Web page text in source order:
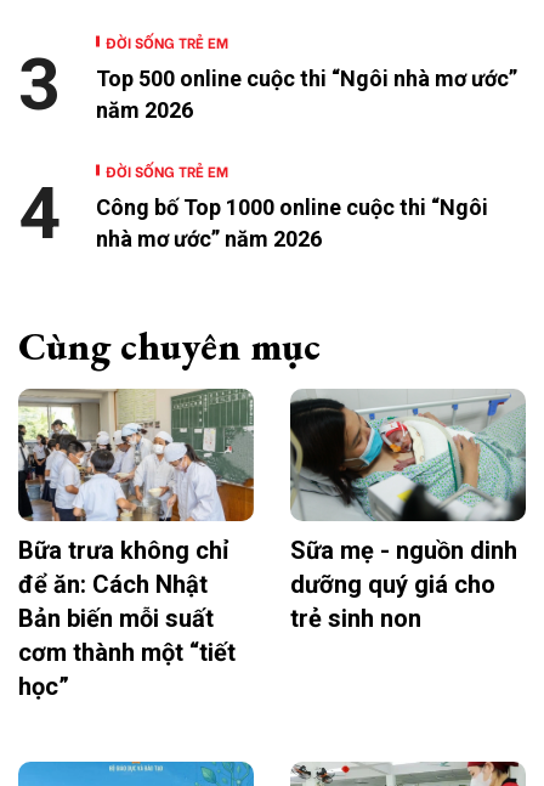
ĐỜI SỐNG TRẺ EM
Top 500 online cuộc thi “Ngôi nhà mơ ước”
năm 2026
3
ĐỜI SỐNG TRẺ EM
Công bố Top 1000 online cuộc thi “Ngôi
nhà mơ ước” năm 2026
4
Cùng chuyên mục
Bữa trưa không chỉ
để ăn: Cách Nhật
Bản biến mỗi suất
cơm thành một “tiết
học”
Sữa mẹ - nguồn dinh
dưỡng quý giá cho
trẻ sinh non